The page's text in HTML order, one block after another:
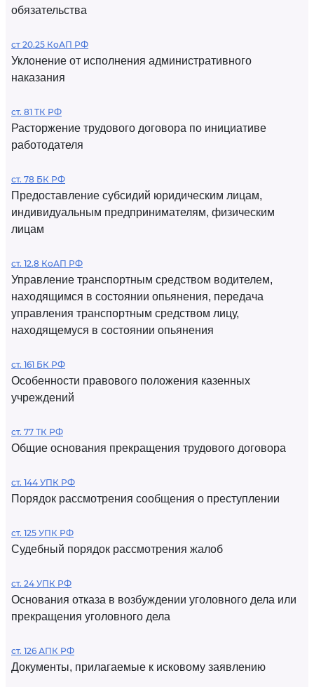
обязательства
ст 20.25 КоАП РФ
Уклонение от исполнения административного
наказания
ст. 81 ТК РФ
Расторжение трудового договора по инициативе
работодателя
ст. 78 БК РФ
Предоставление субсидий юридическим лицам,
индивидуальным предпринимателям, физическим
лицам
ст. 12.8 КоАП РФ
Управление транспортным средством водителем,
находящимся в состоянии опьянения, передача
управления транспортным средством лицу,
находящемуся в состоянии опьянения
ст. 161 БК РФ
Особенности правового положения казенных
учреждений
ст. 77 ТК РФ
Общие основания прекращения трудового договора
ст. 144 УПК РФ
Порядок рассмотрения сообщения о преступлении
ст. 125 УПК РФ
Судебный порядок рассмотрения жалоб
ст. 24 УПК РФ
Основания отказа в возбуждении уголовного дела или
прекращения уголовного дела
ст. 126 АПК РФ
Документы, прилагаемые к исковому заявлению